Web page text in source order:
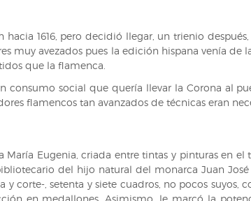
1616, pero decidió llegar, un trienio
muy avezados pues la edición hispana venía de
que la flamenca.
consumo social que quería llevar la Corona al
flamencos tan avanzados de técnicas eran
María Eugenia, criada entre tintas y pinturas en
del hijo natural del monarca Juan
, setenta y siete cuadros, no pocos suyos,
en medallones. Asimismo, le marcó la